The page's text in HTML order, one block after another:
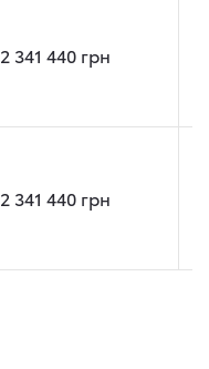
2 341 440грн
2 341 440грн